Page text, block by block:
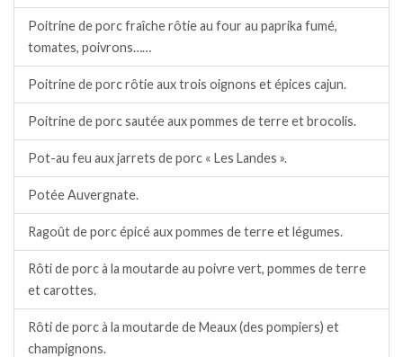
Poitrine de porc fraîche rôtie au four au paprika fumé,
tomates, poivrons……
Poitrine de porc rôtie aux trois oignons et épices cajun.
Poitrine de porc sautée aux pommes de terre et brocolis.
Pot-au feu aux jarrets de porc « Les Landes ».
Potée Auvergnate.
Ragoût de porc épicé aux pommes de terre et légumes.
Rôti de porc à la moutarde au poivre vert, pommes de terre
et carottes.
Rôti de porc à la moutarde de Meaux (des pompiers) et
champignons.